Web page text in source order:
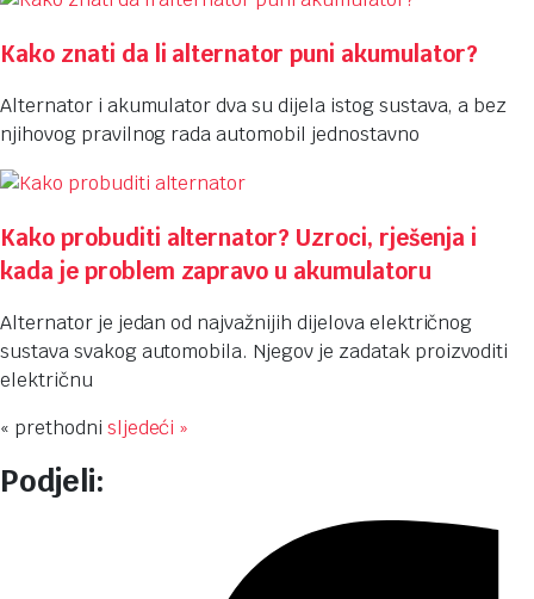
Kako znati da li alternator puni akumulator?
Alternator i akumulator dva su dijela istog sustava, a bez
njihovog pravilnog rada automobil jednostavno
Kako probuditi alternator? Uzroci, rješenja i
kada je problem zapravo u akumulatoru
Alternator je jedan od najvažnijih dijelova električnog
sustava svakog automobila. Njegov je zadatak proizvoditi
električnu
« prethodni sljedeći »
Podjeli: